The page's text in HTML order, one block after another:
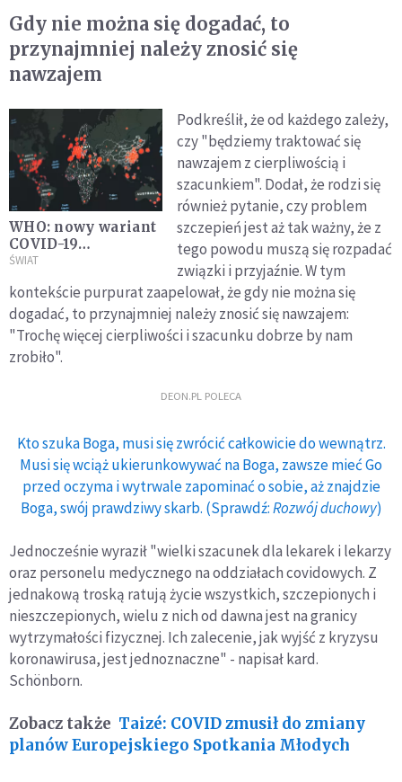
Gdy nie można się dogadać, to
przynajmniej należy znosić się
nawzajem
WHO: nowy wariant
COVID-19
podniesiony do
niepokojącego.
Otrzymał inną
nazwę
ŚWIAT
Podkreślił, że od każdego zależy,
czy "będziemy traktować się
nawzajem z cierpliwością i
szacunkiem". Dodał, że rodzi się
również pytanie, czy problem
szczepień jest aż tak ważny, że z
tego powodu muszą się rozpadać
związki i przyjaźnie. W tym
kontekście purpurat zaapelował, że gdy nie można się
dogadać, to przynajmniej należy znosić się nawzajem:
"Trochę więcej cierpliwości i szacunku dobrze by nam
zrobiło".
DEON.PL POLECA
Kto szuka Boga, musi się zwrócić całkowicie do wewnątrz.
Musi się wciąż ukierunkowywać na Boga, zawsze mieć Go
przed oczyma i wytrwale zapominać o sobie, aż znajdzie
Boga, swój prawdziwy skarb. (Sprawdź:Rozwój duchowy)
Jednocześnie wyraził "wielki szacunek dla lekarek i lekarzy
oraz personelu medycznego na oddziałach covidowych. Z
jednakową troską ratują życie wszystkich, szczepionych i
nieszczepionych, wielu z nich od dawna jest na granicy
wytrzymałości fizycznej. Ich zalecenie, jak wyjść z kryzysu
koronawirusa, jest jednoznaczne" - napisał kard.
Schönborn.
Zobacz także Taizé: COVID zmusił do zmiany
planów Europejskiego Spotkania Młodych